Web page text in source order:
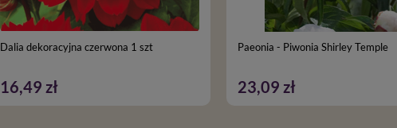
Dalia dekoracyjna czerwona 1 szt
16,49 zł
Paeonia - Piwonia Shirley Temple
23,09 zł